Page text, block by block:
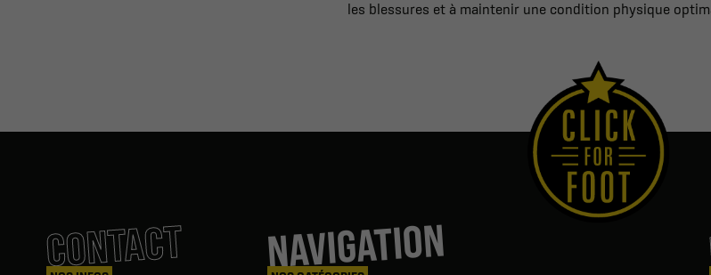
les blessures et à maintenir une condition physique
CONTACT NAVIGATION